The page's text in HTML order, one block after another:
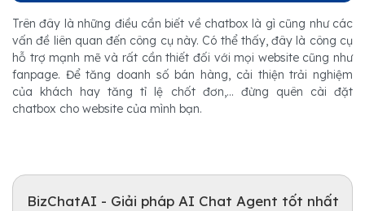
Trên đây là những điều cần biết về chatbox là gì cũng như các
vấn đề liên quan đến công cụ này. Có thể thấy, đây là công cụ
hỗ trợ mạnh mẽ và rất cần thiết đối với mọi website cũng như
fanpage. Để tăng doanh số bán hàng, cải thiện trải nghiệm
của khách hay tăng tỉ lệ chốt đơn,... đừng quên cài đặt
chatbox cho website của mình bạn.
BizChatAI - Giải pháp AI Chat Agent tốt nhất